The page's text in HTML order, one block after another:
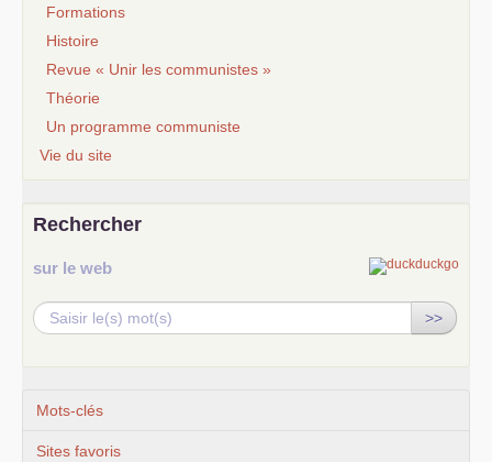
Formations
Histoire
Revue « Unir les communistes »
Théorie
Un programme communiste
Vie du site
Rechercher
sur le web
>>
Mots-clés
Sites favoris